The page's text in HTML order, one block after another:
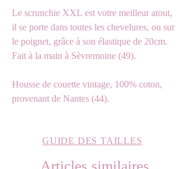
Le scrunchie XXL est votre meilleur atout,
il se porte dans toutes les chevelures, ou sur
le poignet, grâce à son élastique de 20cm.
Fait à la main à Sèvremoine (49).
Housse de couette vintage, 100% coton,
provenant de Nantes (44).
GUIDE DES TAILLES